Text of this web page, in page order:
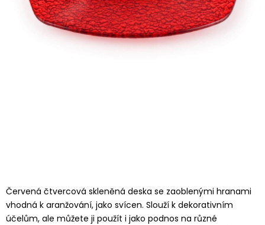
Červená čtvercová skleněná deska se zaoblenými hranami
vhodná k aranžování, jako svícen. Slouží k dekorativním
účelům, ale můžete ji použít i jako podnos na různé